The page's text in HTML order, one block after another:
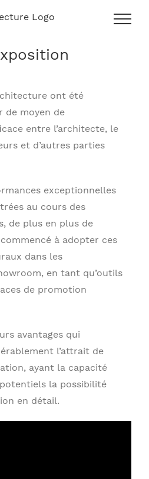
ont été
de moyen de
entre l’architecte, le
et d’autres parties
exceptionnelles
au cours des
de plus en plus de
à adopter ces
dans les
en tant qu’outils
de promotion
avantages qui
l’attrait de
ayant la capacité
la possibilité
en détail.